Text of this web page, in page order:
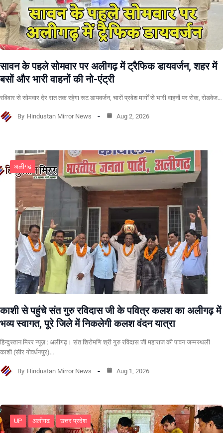
सावन के पहले सोमवार पर अलीगढ़ में ट्रैफिक डायवर्जन, शहर में
बसों और भारी वाहनों की नो-एंट्री
रविवार से सोमवार देर रात तक रहेगा रूट डायवर्जन, चारों प्रवेश मार्गों से भारी वाहनों पर रोक, रोडवेज…
By Hindustan Mirror News Aug 2, 2026
अलीगढ
काशी से पहुंचे संत गुरु रविदास जी के पवित्र कलश का अलीगढ़ में
भव्य स्वागत, पूरे जिले में निकलेगी कलश वंदन यात्रा
हिन्दुस्तान मिरर न्यूज़ : अलीगढ़। संत शिरोमणि श्री गुरु रविदास जी महाराज की पावन जन्मस्थली
काशी (सीर गोवर्धनपुर)…
By Hindustan Mirror News Aug 1, 2026
UP अलीगढ उत्तर प्रदेश